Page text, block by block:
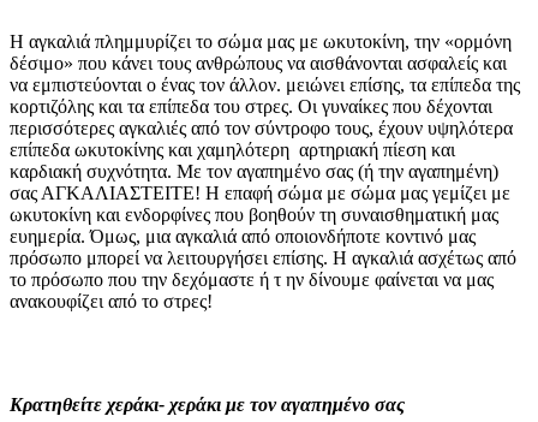
Η αγκαλιά πλημμυρίζει το σώμα μας με ωκυτοκίνη, την «ορμόνη
δέσιμο» που κάνει τους ανθρώπους να αισθάνονται ασφαλείς και
να εμπιστεύονται ο ένας τον άλλον. μειώνει επίσης, τα επίπεδα της
κορτιζόλης και τα επίπεδα του στρες. Οι γυναίκες που δέχονται
περισσότερες αγκαλιές από τον σύντροφο τους, έχουν υψηλότερα
επίπεδα ωκυτοκίνης και χαμηλότερη αρτηριακή πίεση και
καρδιακή συχνότητα. Με τον αγαπημένο σας (ή την αγαπημένη)
σας ΑΓΚΑΛΙΑΣΤΕΙΤΕ! Η επαφή σώμα με σώμα μας γεμίζει με
ωκυτοκίνη και ενδορφίνες που βοηθούν τη συναισθηματική μας
ευημερία. Όμως, μια αγκαλιά από οποιονδήποτε κοντινό μας
πρόσωπο μπορεί να λειτουργήσει επίσης. Η αγκαλιά ασχέτως από
το πρόσωπο που την δεχόμαστε ή τ ην δίνουμε φαίνεται να μας
ανακουφίζει από το στρες!
Κρατηθείτε χεράκι- χεράκι με τον αγαπημένο σας